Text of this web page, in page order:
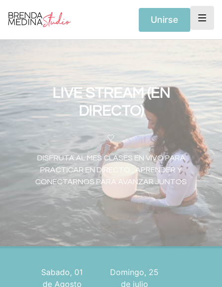
Unirse
LIVE STREAM (EN
DIRECTO)
🤍
DISFRUTA AL MES CLASES EN VIVO PARA
PRACTICAR EN DIRECTO , APRENDER Y
CONECTARNOS PARA AVANZAR JUNTOS
Sabado, 01
de Agosto
Domingo, 25
de julio